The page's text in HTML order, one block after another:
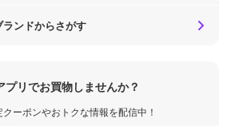
ランドからさがす
プリでお買物しませんか？
クーポンやおトクな情報を配信中！